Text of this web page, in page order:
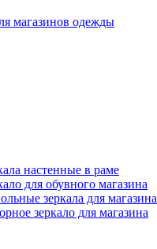
магазинов одежды
настенные в раме
для обувного магазина
зеркала для магазина
зеркало для магазина